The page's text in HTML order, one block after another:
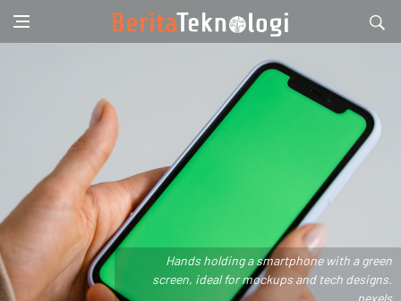
Hands holding a smartphone with a green
screen, ideal for mockups and tech designs.
.pexels